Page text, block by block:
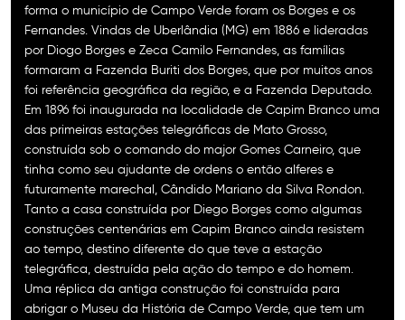
forma o município de Campo Verde foram os Borges e os
Fernandes. Vindas de Uberlândia (MG) em 1886 e lideradas
por Diogo Borges e Zeca Camilo Fernandes, as famílias
formaram a Fazenda Buriti dos Borges, que por muitos anos
foi referência geográfica da região, e a Fazenda Deputado.
Em 1896 foi inaugurada na localidade de Capim Branco uma
das primeiras estações telegráficas de Mato Grosso,
construída sob o comando do major Gomes Carneiro, que
tinha como seu ajudante de ordens o então alferes e
futuramente marechal, Cândido Mariano da Silva Rondon.
Tanto a casa construída por Diego Borges como algumas
construções centenárias em Capim Branco ainda resistem
ao tempo, destino diferente do que teve a estação
telegráfica, destruída pela ação do tempo e do homem.
Uma réplica da antiga construção foi construída para
abrigar o Museu da História de Campo Verde, que tem um